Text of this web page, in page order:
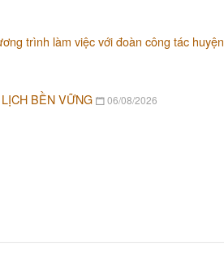
trình làm việc với đoàn công tác huyện
BỀN VỮNG 06/08/2026